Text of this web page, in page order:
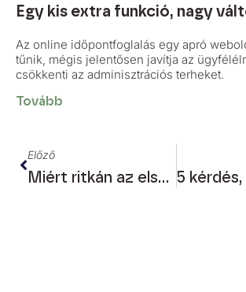
Egy kis extra funkció, nagy
Az online időpontfoglalás egy apró
tűnik, mégis jelentősen javítja az
csökkenti az adminisztrációs terheket.
Tovább
Előző
Miért ritkán az első ötlet a legjobb?